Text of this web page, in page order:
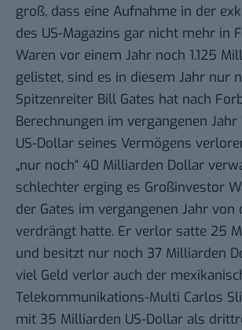
groß, dass eine Aufnahme in der
des US-Magazins gar nicht mehr in
Waren vor einem Jahr noch 1.125
gelistet, sind es in diesem Jahr nur
Spitzenreiter Bill Gates hat nach
Berechnungen im vergangenen Jahr
US-Dollar seines Vermögens
„nur noch“ 40 Milliarden Dollar
schlechter erging es Großinvestor
der Gates im vergangenen Jahr von
verdrängt hatte. Er verlor satte 25
und besitzt nur noch 37 Milliarden
viel Geld verlor auch der
Telekommunikations-Multi Carlos
mit 35 Milliarden US-Dollar als